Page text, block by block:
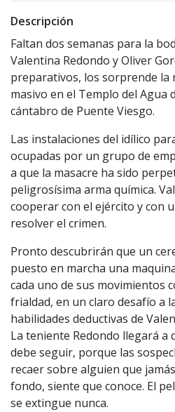
Descripción
Faltan dos semanas para la
Valentina Redondo y Oliver
preparativos, los sorprende la
masivo en el Templo del Agua
cántabro de Puente Viesgo.
Las instalaciones del idílico
ocupadas por un grupo de
a que la masacre ha sido
peligrosísima arma química.
cooperar con el ejército y con
resolver el crimen.
Pronto descubrirán que un
puesto en marcha una
cada uno de sus movimientos
frialdad, en un claro desafío a
habilidades deductivas de
La teniente Redondo llegará a
debe seguir, porque las
recaer sobre alguien que
fondo, siente que conoce. El
se extingue nunca.